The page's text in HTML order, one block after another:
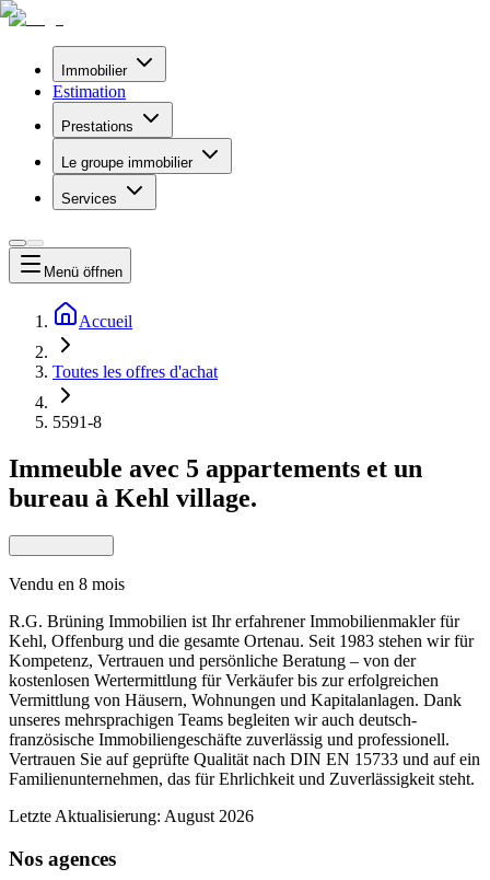
Immobilier
Estimation
Prestations
Le groupe immobilier
Services
Menü öffnen
Accueil
Toutes les offres d'achat
5591-8
Immeuble avec 5 appartements et un
bureau à Kehl village.
Vendu en 8 mois
R.G. Brüning Immobilien ist Ihr erfahrener Immobilienmakler für
Kehl, Offenburg und die gesamte Ortenau. Seit 1983 stehen wir für
Kompetenz, Vertrauen und persönliche Beratung – von der
kostenlosen Wertermittlung für Verkäufer bis zur erfolgreichen
Vermittlung von Häusern, Wohnungen und Kapitalanlagen. Dank
unseres mehrsprachigen Teams begleiten wir auch deutsch-
französische Immobiliengeschäfte zuverlässig und professionell.
Vertrauen Sie auf geprüfte Qualität nach DIN EN 15733 und auf ein
Familienunternehmen, das für Ehrlichkeit und Zuverlässigkeit steht.
Letzte Aktualisierung: August 2026
Nos agences